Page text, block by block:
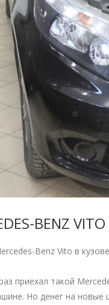
BENZ
Benz Vito в
приехал такой
Но денег на